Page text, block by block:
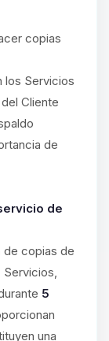
copias
los Servicios
Cliente
de
de
de copias de
Servicios,
5
una